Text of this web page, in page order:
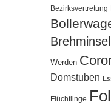
Bezirksvertretung
Brehminsel
Werden
Domstuben
Flüchtlinge